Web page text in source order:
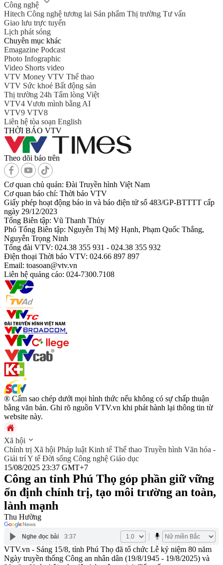
Công nghệ
Hitech Công nghệ tương lai Sản phẩm Thị trường Tư vấn
Giao lưu trực tuyến
Lịch phát sóng
Chuyên mục khác
Emagazine Podcast
Photo Infographic
Video Shorts video
VTV Money VTV Thể thao
VTV Sức khoẻ Bất động sản
Thị trường 24h Tấm lòng Việt
VTV4 Vươn mình bằng AI
VTV9 VTV8
Liên hệ tòa soạn English
THỜI BÁO VTV
Theo dõi báo trên
Cơ quan chủ quản: Đài Truyền hình Việt Nam
Cơ quan báo chí: Thời báo VTV
Giấy phép hoạt động báo in và báo điện tử số 483/GP-BTTTT cấp
ngày 29/12/2023
Tổng Biên tập: Vũ Thanh Thủy
Phó Tổng Biên tập: Nguyễn Thị Mỹ Hạnh, Phạm Quốc Thắng,
Nguyễn Trọng Ninh
Tổng đài VTV: 024.38 355 931 - 024.38 355 932
Ðiện thoại Thời báo VTV: 024.66 897 897
Email: toasoan@vtv.vn
Liên hệ quảng cáo: 024-7300.7108
® Cấm sao chép dưới mọi hình thức nếu không có sự chấp thuận
bằng văn bản. Ghi rõ nguồn VTV.vn khi phát hành lại thông tin từ
website này.
Xã hội
Chính trị Xã hội Pháp luật Kinh tế Thể thao Truyền hình Văn hóa -
Giải tríY tế Đời sống Công nghệ Giáo dục
15/08/2025 23:37 GMT+7
Công an tỉnh Phú Thọ góp phần giữ vững
ổn định chính trị, tạo môi trường an toàn,
lành mạnh
Thu Hường
Nghe đọc bài 3:37
VTV.vn - Sáng 15/8, tỉnh Phú Thọ đã tổ chức Lễ kỷ niệm 80 năm
Ngày truyền thống Công an nhân dân (19/8/1945 - 19/8/2025) và